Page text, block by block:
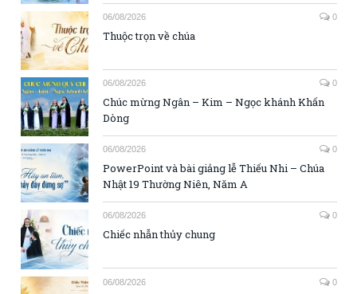
06/08/2026 0
Thuộc trọn về chúa
06/08/2026 0
Chúc mừng Ngân – Kim – Ngọc khánh Khấn
Dòng
06/08/2026 0
PowerPoint và bài giảng lễ Thiếu Nhi – Chúa
Nhật 19 Thường Niên, Năm A
06/08/2026 0
Chiếc nhẫn thủy chung
06/08/2026 0